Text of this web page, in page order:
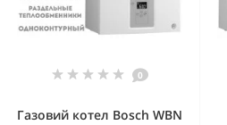
0
Газовий котел Bosch WBN